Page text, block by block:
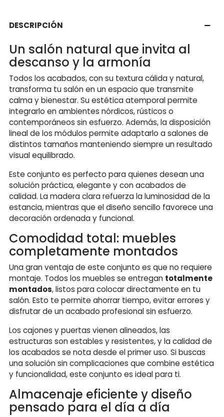
DESCRIPCIÓN
Un salón natural que invita al
descanso y la armonía
Todos los acabados, con su textura cálida y natural,
transforma tu salón en un espacio que transmite
calma y bienestar. Su estética atemporal permite
integrarlo en ambientes nórdicos, rústicos o
contemporáneos sin esfuerzo. Además, la disposición
lineal de los módulos permite adaptarlo a salones de
distintos tamaños manteniendo siempre un resultado
visual equilibrado.
Este conjunto es perfecto para quienes desean una
solución práctica, elegante y con acabados de
calidad. La madera clara refuerza la luminosidad de la
estancia, mientras que el diseño sencillo favorece una
decoración ordenada y funcional.
Comodidad total: muebles
completamente montados
Una gran ventaja de este conjunto es que no requiere
montaje. Todos los muebles se entregan totalmente
montados, listos para colocar directamente en tu
salón. Esto te permite ahorrar tiempo, evitar errores y
disfrutar de un acabado profesional sin esfuerzo.
Los cajones y puertas vienen alineados, las
estructuras son estables y resistentes, y la calidad de
los acabados se nota desde el primer uso. Si buscas
una solución sin complicaciones que combine estética
y funcionalidad, este conjunto es ideal para ti.
Almacenaje eficiente y diseño
pensado para el día a día